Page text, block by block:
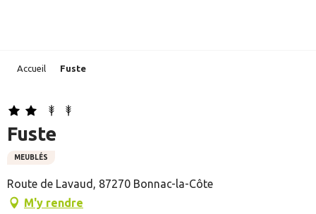
Accueil Fuste
Fuste
MEUBLÉS
Route de Lavaud, 87270 Bonnac-la-Côte
M'y rendre